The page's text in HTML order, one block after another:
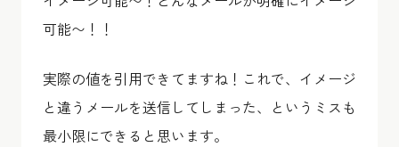
可能〜！！
実際の値を引用できてますね！これで、イメージ
と違うメールを送信してしまった、というミスも
最小限にできると思います。